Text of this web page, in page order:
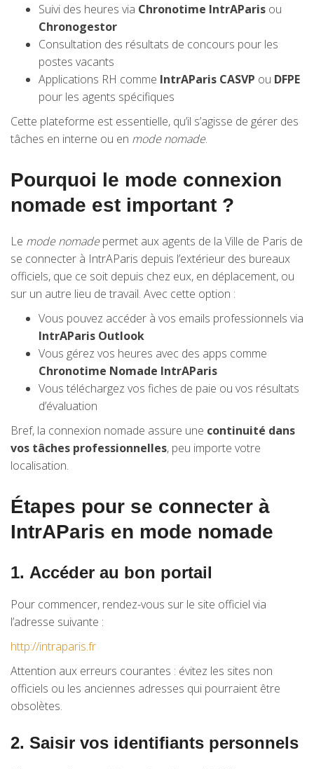
Suivi des heures via Chronotime IntrAParis ou
Chronogestor
Consultation des résultats de concours pour les
postes vacants
Applications RH comme IntrAParis CASVP ou DFPE
pour les agents spécifiques
Cette plateforme est essentielle, qu’il s’agisse de gérer des
tâches en interne ou en mode nomade.
Pourquoi le mode connexion
nomade est important ?
Le mode nomadepermet aux agents de la Ville de Paris de
se connecter à IntrAParis depuis l’extérieur des bureaux
officiels, que ce soit depuis chez eux, en déplacement, ou
sur un autre lieu de travail. Avec cette option :
Vous pouvez accéder à vos emails professionnels via
IntrAParis Outlook
Vous gérez vos heures avec des apps comme
Chronotime Nomade IntrAParis
Vous téléchargez vos fiches de paie ou vos résultats
d’évaluation
Bref, la connexion nomade assure une continuité dans
vos tâches professionnelles, peu importe votre
localisation.
Étapes pour se connecter à
IntrAParis en mode nomade
1. Accéder au bon portail
Pour commencer, rendez-vous sur le site officiel via
l’adresse suivante :
http://intraparis.fr
Attention aux erreurs courantes : évitez les sites non
officiels ou les anciennes adresses qui pourraient être
obsolètes.
2. Saisir vos identifiants personnels